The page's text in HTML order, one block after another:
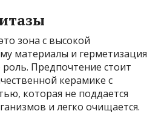
зона с высокой
материалы и герметизация
Предпочтение стоит
керамике с
которая не поддается
и легко очищается.